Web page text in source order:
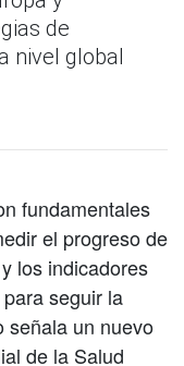
de
nivel global
fundamentales
el progreso de
los indicadores
seguir la
señala un nuevo
de la Salud